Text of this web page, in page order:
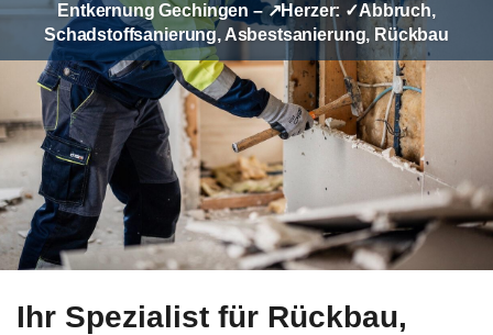
Entkernung Gechingen – ↗️Herzer: ✓Abbruch,
Schadstoffsanierung, Asbestsanierung, Rückbau
Ihr Spezialist für Rückbau,